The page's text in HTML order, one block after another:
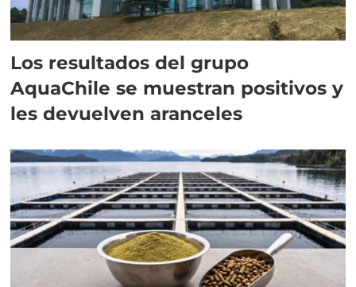
Los resultados del grupo
AquaChile se muestran positivos y
les devuelven aranceles